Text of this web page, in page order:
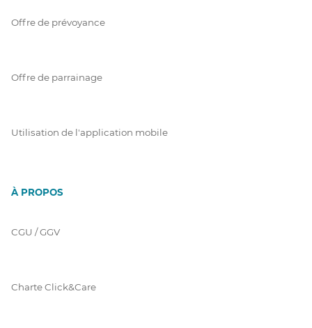
Offre de prévoyance
Offre de parrainage
Utilisation de l'application mobile
À PROPOS
CGU / GGV
Charte Click&Care